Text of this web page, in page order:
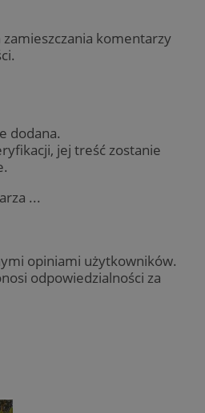
komentarzy
dodana.
jej treść zostanie
...
opiniami użytkowników.
odpowiedzialności za